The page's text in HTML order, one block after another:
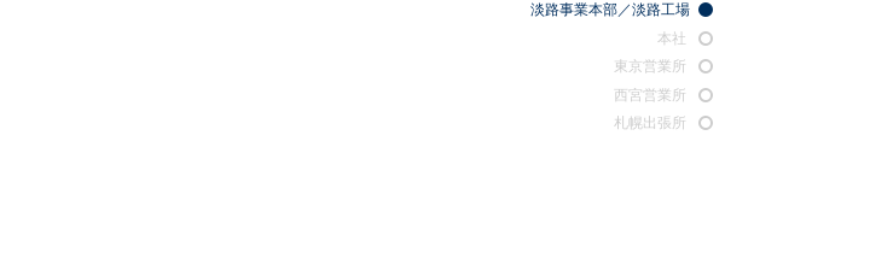
淡路事業本部／淡路工場
本社
東京営業所
西宮営業所
札幌出張所